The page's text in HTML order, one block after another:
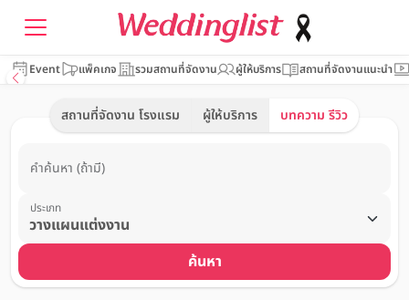
Event แพ็คเกจ รวมสถานที่จัดงาน ผู้ให้บริการ สถานที่จัดงานแนะนำ
สถานที่จัดงาน โรงแรม ผู้ให้บริการ บทความ รีวิว
คำค้นหา (ถ้ามี)
ประเภท
ค้นหา